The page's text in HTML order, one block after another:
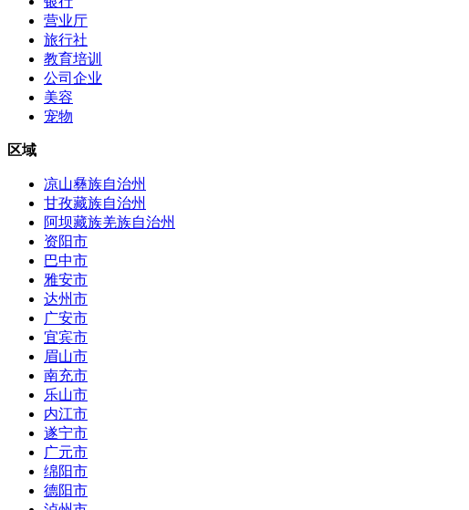
营业厅
旅行社
教育培训
公司企业
美容
宠物
区域
凉山彝族自治州
甘孜藏族自治州
阿坝藏族羌族自治州
资阳市
巴中市
雅安市
达州市
广安市
宜宾市
眉山市
南充市
乐山市
内江市
遂宁市
广元市
绵阳市
德阳市